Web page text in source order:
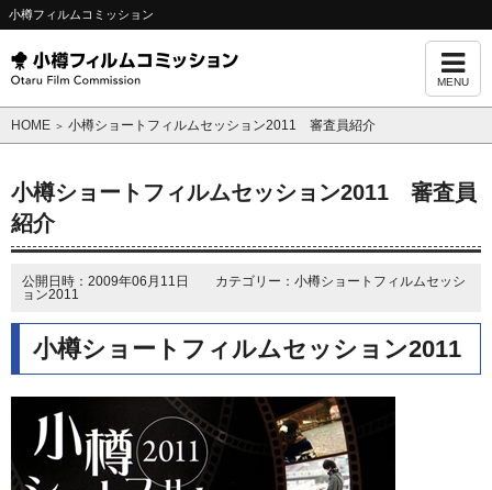
小樽フィルムコミッション
MENU
HOME ＞ 小樽ショートフィルムセッション2011 審査員紹介
小樽ショートフィルムセッション2011 審査員
紹介
公開日時：2009年06月11日 カテゴリー：小樽ショートフィルムセッシ
ョン2011
小樽ショートフィルムセッション2011